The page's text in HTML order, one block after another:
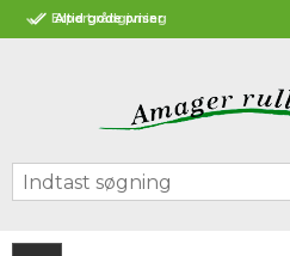
Altid gode priser